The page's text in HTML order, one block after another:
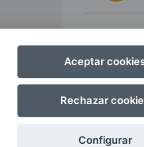
Aceptar
Rechazar
Configurar